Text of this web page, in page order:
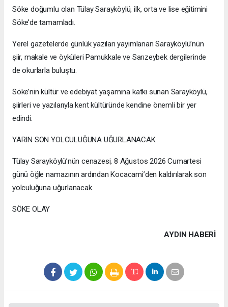
Söke doğumlu olan Tülay Sarayköylü, ilk, orta ve lise eğitimini
Söke’de tamamladı.
Yerel gazetelerde günlük yazıları yayımlanan Sarayköylü’nün
şiir, makale ve öyküleri Pamukkale ve Sarızeybek dergilerinde
de okurlarla buluştu.
Söke’nin kültür ve edebiyat yaşamına katkı sunan Sarayköylü,
şiirleri ve yazılarıyla kent kültüründe kendine önemli bir yer
edindi.
YARIN SON YOLCULUĞUNA UĞURLANACAK
Tülay Sarayköylü’nün cenazesi, 8 Ağustos 2026 Cumartesi
günü öğle namazının ardından Kocacami’den kaldırılarak son
yolculuğuna uğurlanacak.
SÖKE OLAY
AYDIN HABERİ